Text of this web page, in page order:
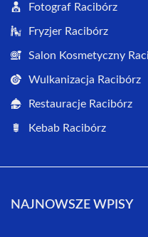
Fotograf Racibórz
Fryzjer Racibórz
Salon Kosmetyczny
Wulkanizacja Racibórz
Restauracje Racibórz
Kebab Racibórz
NAJNOWSZE WPISY